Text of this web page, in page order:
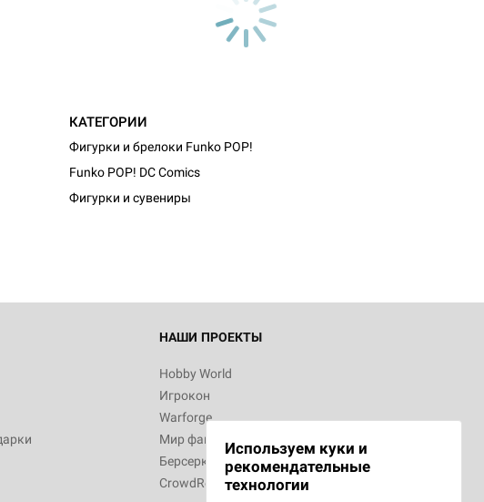
КАТЕГОРИИ
Фигурки и брелоки Funko POP!
Funko POP! DC Comics
Фигурки и сувениры
НАШИ ПРОЕКТЫ
Hobby World
Игрокон
Warforge
Мир фантастики
Берсерк
CrowdRepublic
Используем куки и
рекомендательные
технологии